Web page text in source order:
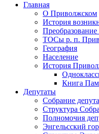
Главная
О Приволжском
История
ТОСы р. п.
География
Население
История
Книга
Депутаты
Собрание
Структура
Полномочия
Энгельсский